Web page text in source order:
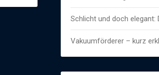
Schlicht und doch elegant:
Vakuumförderer – kurz